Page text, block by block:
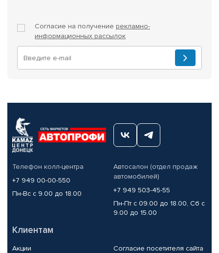
Согласие на получение рекламно-
информационных рассылок
Телефон колл-центра
+7 949 00-00-550
Пн-Вс с 9.00 до 18.00
Автосалон (отдел продаж
автомобилей)
+7 949 503-45-55
Пн-Пт с 09.00 до 18.00, Сб с
9.00 до 15.00
Клиентам
Акции
Согласие посетителя сайта